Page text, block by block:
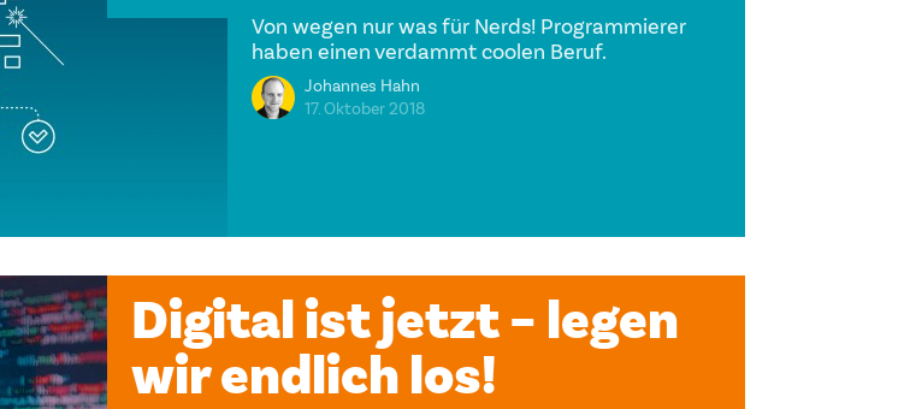
Von wegen nur was für Nerds! Programmierer
haben einen verdammt coolen Beruf.
Johannes Hahn
17. Oktober 2018
Digital ist jetzt – legen
wir endlich los!